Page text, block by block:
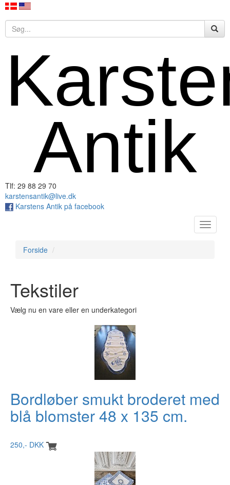
Antik
Tlf: 29 88 29 70
karstensantik@live.dk
Karstens Antik på facebook
Toggle
Forside
Tekstiler
Vælg nu en vare eller en underkategori
Bordløber smukt broderet med
blå blomster 48 x 135 cm.
250,- DKK